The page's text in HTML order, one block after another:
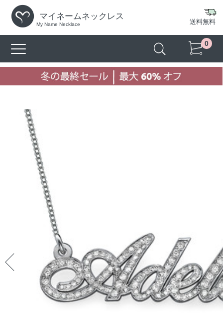
マイネームネックレス
My Name Necklace 送料無料
0